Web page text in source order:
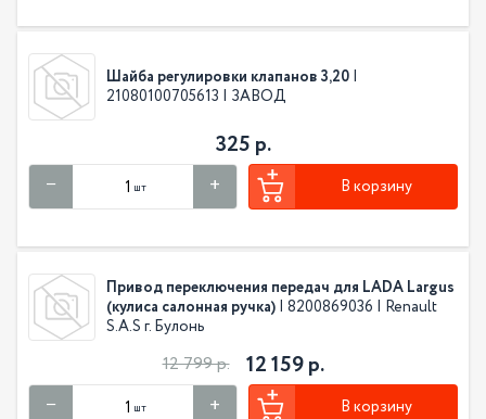
Шайба регулировки клапанов 3,20 |
21080100705613 | ЗАВОД
325 р.
шт В корзину
Привод переключения передач для LADA Largus
(кулиса салонная ручка) | 8200869036 | Renault
S.A.S г. Булонь
12 799 р. 12 159 р.
шт В корзину